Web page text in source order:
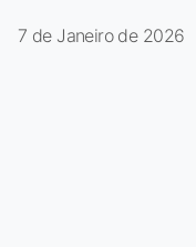
7 de Janeiro de 2026